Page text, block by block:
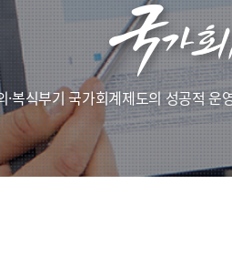
·복식부기 국가회계제도의 성공적